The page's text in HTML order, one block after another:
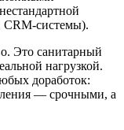
CRM-системы).
Это санитарный
нагрузкой.
доработок:
— срочными, а